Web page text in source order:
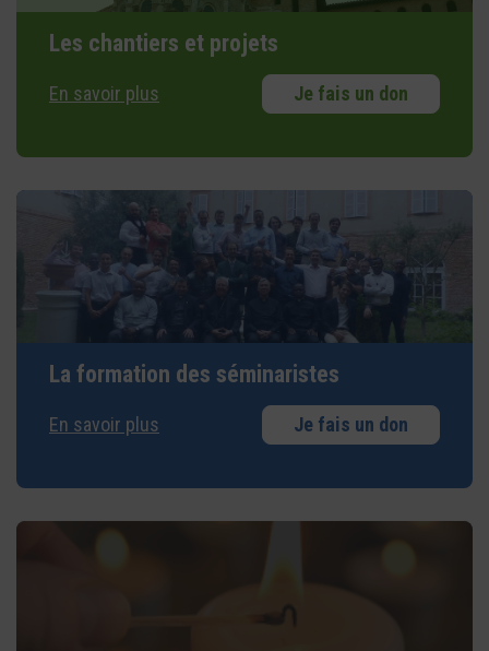
Les chantiers et projets
En savoir plus Je fais un don
La formation des séminaristes
En savoir plus Je fais un don